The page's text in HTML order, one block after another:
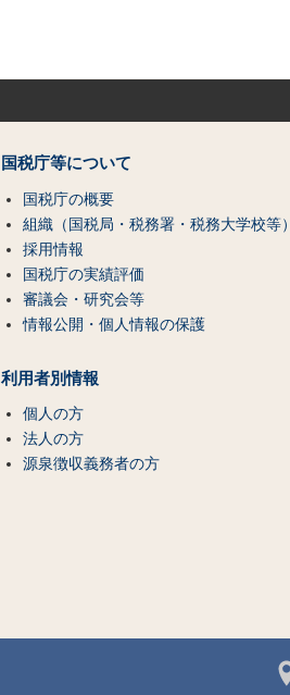
国税庁等について
国税庁の概要
組織（国税局・税務署・税務大学校等）
採用情報
国税庁の実績評価
審議会・研究会等
情報公開・個人情報の保護
利用者別情報
個人の方
法人の方
源泉徴収義務者の方